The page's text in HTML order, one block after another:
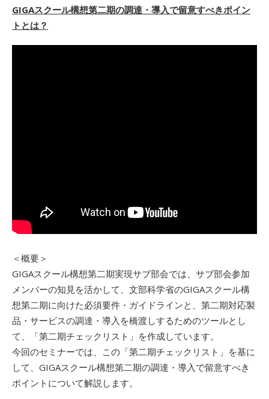
GIGAスクール構想第二期の調達・導入で留意すべきポイン
トとは？
＜概要＞
GIGAスクール構想第二期実現サブ部会では、サブ部会参加
メンバーの知見を活かして、文部科学省のGIGAスクール構
想第二期に向けた必須要件・ガイドラインと、第二期対応製
品・サービスの調達・導入を橋渡しするためのツールとし
て、「第二期チェックリスト」を作成しています。
今回のセミナーでは、この「第二期チェックリスト」を基に
して、GIGAスクール構想第二期の調達・導入で留意すべき
ポイントについて解説します。